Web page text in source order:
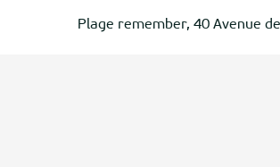
Plage remember, 40 Avenue